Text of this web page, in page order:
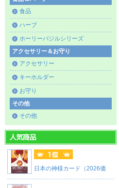
食品
ハーブ
ホーリーバジルシリーズ
アクセサリー＆お守り
アクセサリー
キーホルダー
お守り
その他
その他
日本の神様カード（2026価